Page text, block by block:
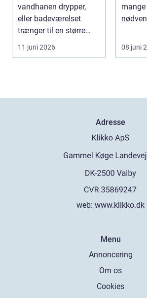
vandhanen drypper,
eller badeværelset
trænger til en større
renovering, er en dy...
11 juni 2026
mange
mørke,
08 juni
Adresse
web: www.klikko.dk
Menu
Annoncering
Om os
Cookies